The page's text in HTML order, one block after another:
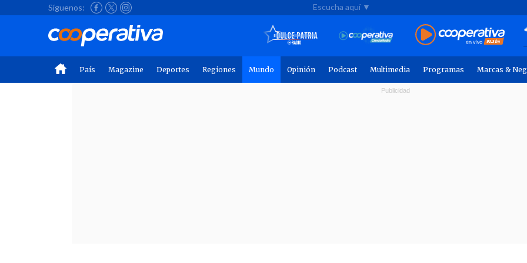
Síguenos: Escucha aquí ▼
País Magazine Deportes Regiones Mundo Opinión Podcast Multimedia Programas Marcas &